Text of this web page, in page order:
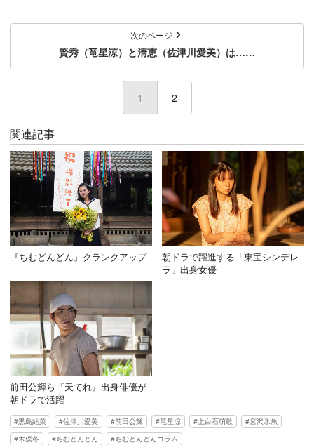
次のページ
賢秀（竜星涼）と清恵（佐津川愛美）は……
1 (current)
2
関連記事
『ちむどんどん』クランクアップ
朝ドラで躍進する「東宝シンデレ
ラ」出身女優
前田公輝ら『天てれ』出身俳優が
朝ドラで活躍
黒島結菜 佐津川愛美 前田公輝 竜星涼 上白石萌歌
宮沢氷魚
木俣冬
ちむどんどん ちむどんどんコラム